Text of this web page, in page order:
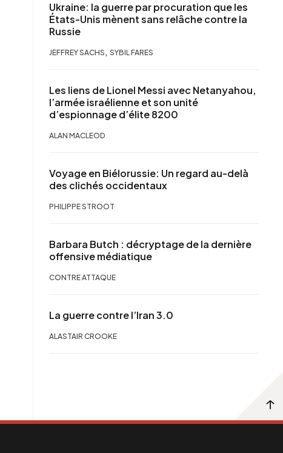
Ukraine: la guerre par procuration que les
États-Unis mènent sans relâche contre la
Russie
JEFFREY SACHS , SYBIL FARES
Les liens de Lionel Messi avec Netanyahou,
l’armée israélienne et son unité
d’espionnage d’élite 8200
ALAN MACLEOD
Voyage en Biélorussie: Un regard au-delà
des clichés occidentaux
PHILIPPE STROOT
Barbara Butch : décryptage de la dernière
offensive médiatique
CONTRE ATTAQUE
La guerre contre l’Iran 3.0
ALASTAIR CROOKE